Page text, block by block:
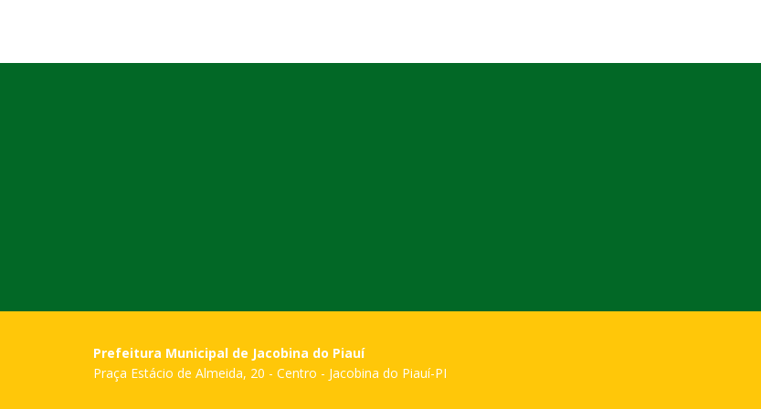
Prefeitura Municipal de Jacobina do Piauí
Praça Estácio de Almeida, 20 - Centro - Jacobina do Piauí-PI